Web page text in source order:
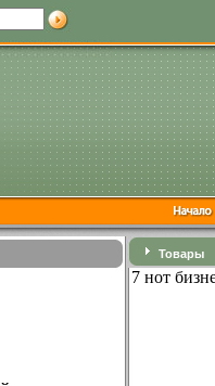
Товары
7 нот